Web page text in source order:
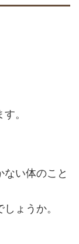
。
い体のこと
ょうか。